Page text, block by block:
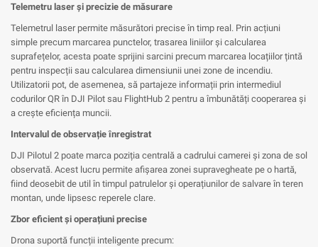
Telemetru laser și precizie de măsurare
Telemetrul laser permite măsurători precise în timp real. Prin acțiuni
simple precum marcarea punctelor, trasarea liniilor și calcularea
suprafețelor, acesta poate sprijini sarcini precum marcarea locațiilor țintă
pentru inspecții sau calcularea dimensiunii unei zone de incendiu.
Utilizatorii pot, de asemenea, să partajeze informații prin intermediul
codurilor QR în DJI Pilot sau FlightHub 2 pentru a îmbunătăți cooperarea și
a crește eficiența muncii.
Intervalul de observație înregistrat
DJI Pilotul 2 poate marca poziția centrală a cadrului camerei și zona de sol
observată. Acest lucru permite afișarea zonei supravegheate pe o hartă,
fiind deosebit de util în timpul patrulelor și operațiunilor de salvare în teren
montan, unde lipsesc reperele clare.
Zbor eficient și operațiuni precise
Drona suportă funcții inteligente precum: